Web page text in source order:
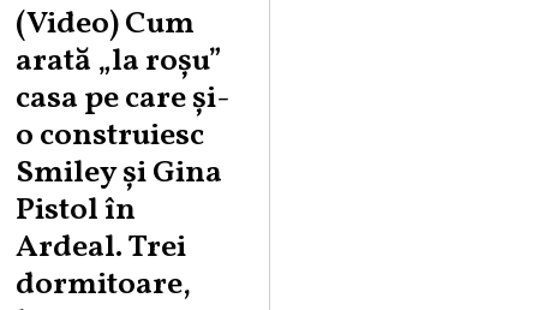
(Video) Cum
arată „la roşu”
casa pe care şi-
o construiesc
Smiley şi Gina
Pistol în
Ardeal. Trei
dormitoare,